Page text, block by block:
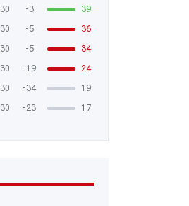
30 -3
39
30 -5
36
30 -5
34
30 -19
24
30 -34
19
30 -23 17